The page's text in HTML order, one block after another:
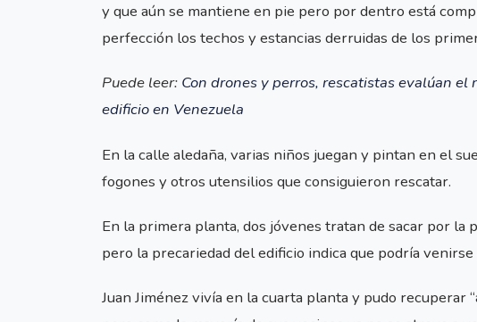
y que aún se mantiene en pie pero por dentro está
perfección los techos y estancias derruidas de los
Puede leer: Con drones y perros, rescatistas evalúan
edificio en Venezuela
En la calle aledaña, varias niños juegan y pintan en el
fogones y otros utensilios que consiguieron rescatar.
En la primera planta, dos jóvenes tratan de sacar por la
pero la precariedad del edificio indica que podría
Juan Jiménez vivía en la cuarta planta y pudo recuperar